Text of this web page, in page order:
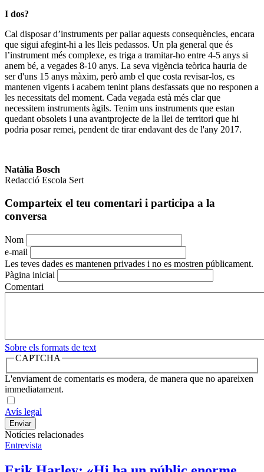
I dos?
Cal disposar d’instruments per paliar aquests consequències, encara
que sigui afegint-hi a les lleis pedassos. Un pla general que és
l’instrument més complexe, es triga a tramitar-ho entre 4-5 anys si
anem bé, a vegades 8-10 anys. La seva vigència teòrica hauria de
ser d'uns 15 anys màxim, però amb el que costa revisar-los, es
mantenen vigents i acabem tenint plans desfassats que no responen a
les necessitats del moment. Cada vegada està més clar que
necessitem instruments àgils. Tenim uns instruments que estan
quedant obsolets i una avantprojecte de la llei de territori que hi
podria posar remei, pendent de tirar endavant des de l'any 2017.
Natàlia Bosch
Redacció Escola Sert
Comparteix el teu comentari i participa a la
conversa
Nom
e-mail
Les teves dades es mantenen privades i no es mostren públicament.
Pàgina inicial
Comentari
Sobre els formats de text
CAPTCHA
L'enviament de comentaris es modera, de manera que no apareixen
immediatament.
Avís legal
Notícies relacionades
Entrevista